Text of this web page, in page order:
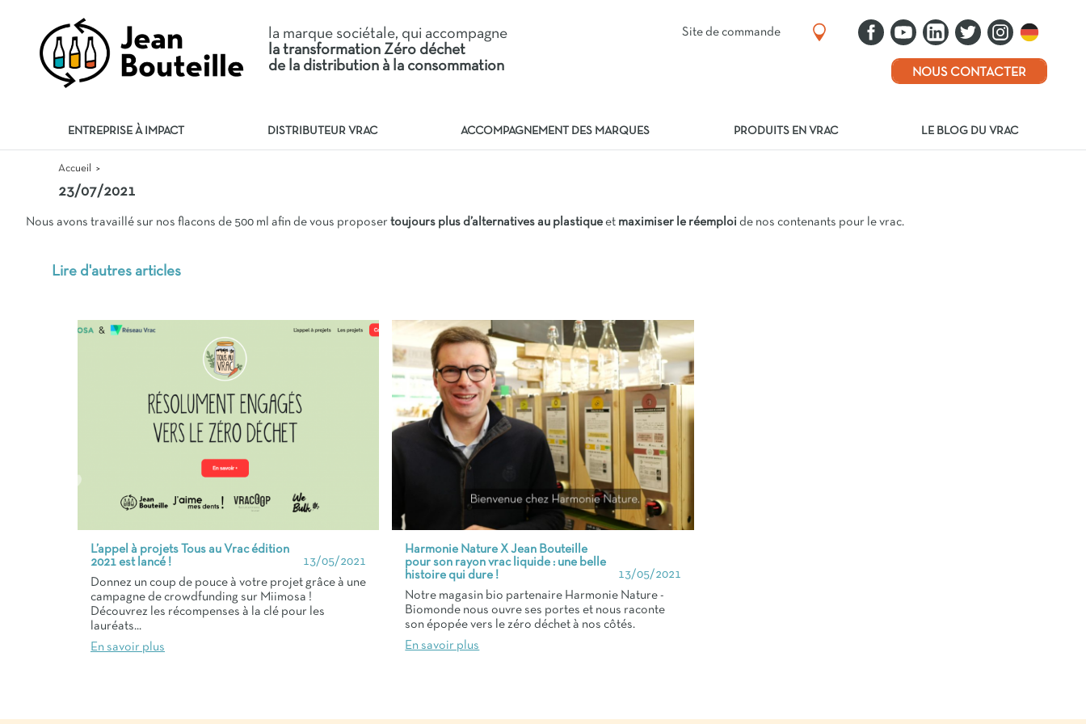
ENTREPRISE À IMPACT DISTRIBUTEUR VRAC ACCOMPAGNEMENT DES MARQUES PRODUITS EN VRAC LE BLOG DU VRAC
la marque sociétale, qui accompagne
la transformation Zéro déchet
de la distribution à la consommation
Site de commande
NOUS CONTACTER
Accueil >
23/07/2021
Nous avons travaillé sur nos flacons de 500 ml afin de vous proposer toujours plus d’alternatives au plastique et maximiser le réemploi de nos contenants pour le vrac.
Lire d'autres articles
L’appel à projets Tous au Vrac édition
2021 est lancé !
13/05/2021
Donnez un coup de pouce à votre projet grâce à une
campagne de crowdfunding sur Miimosa !
Découvrez les récompenses à la clé pour les
lauréats...
En savoir plus
Harmonie Nature X Jean Bouteille
pour son rayon vrac liquide : une belle
histoire qui dure !
13/05/2021
Notre magasin bio partenaire Harmonie Nature -
Biomonde nous ouvre ses portes et nous raconte
son épopée vers le zéro déchet à nos côtés.
En savoir plus